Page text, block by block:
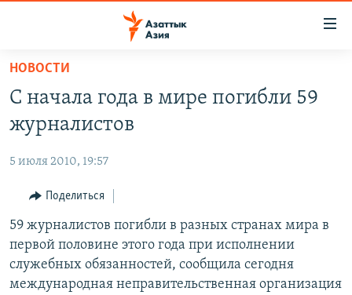
Вернуться
основному
содержанию
Вернутся
навигации
Вернутся
поиску
УЗБЕКИСТАН
ТАДЖИКИСТАН
ВОЙНА В УКРАИНЕ
НА ДРУГИХ ЯЗЫКАХ
ҚАЗАҚША
КЫРГЫЗЧА
ТОҶИКӢ
Все сайты РСЕ/РС
НОВОСТИ
С начала года в мире погибли 59
журналистов
5 июля 2010, 19:57
Поделиться
59 журналистов погибли в разных странах мира в
первой половине этого года при исполнении
служебных обязанностей, сообщила сегодня
международная неправительственная организация